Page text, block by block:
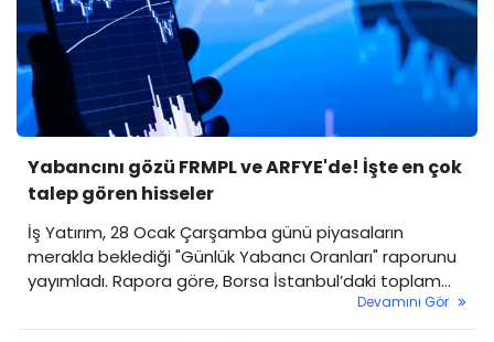
Yabancını gözü FRMPL ve ARFYE'de! İşte en çok
talep gören hisseler
İş Yatırım, 28 Ocak Çarşamba günü piyasaların
merakla beklediği "Günlük Yabancı Oranları" raporunu
yayımladı. Rapora göre, Borsa İstanbul’daki toplam
yabancı payı kan kaybederken, bazı hisselerdeki 10
günlük kesintisiz yabancı alımları dikkat çekiyor.
Devamını Gör